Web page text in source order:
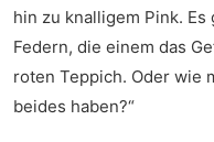
hin zu knalligem Pink.
Federn, die einem das
roten Teppich. Oder wie
beides haben?“